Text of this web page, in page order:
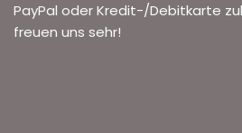
PayPal oder Kredit-/Debitkarte
freuen uns sehr!